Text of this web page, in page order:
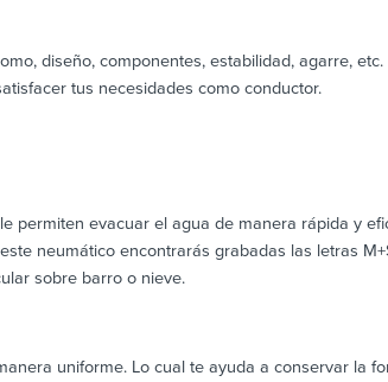
diseño, componentes, estabilidad, agarre,
tus necesidades como conductor.
permiten evacuar el agua de manera rápida y
neumático encontrarás grabadas las letras
sobre barro o nieve.
uniforme. Lo cual te ayuda a conservar la